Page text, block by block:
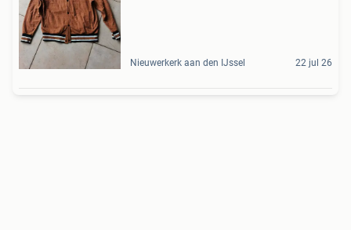
Nieuwerkerk aan den IJssel 22 jul 26